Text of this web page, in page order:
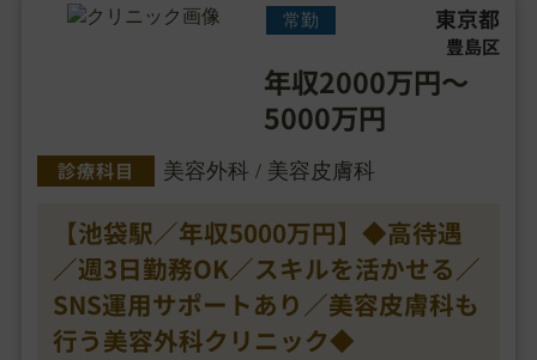
常勤 東京都
豊島区
年収2000万円～
5000万円
診療科目 美容外科 / 美容皮膚科
【池袋駅／年収5000万円】◆高待遇
／週3日勤務OK／スキルを活かせる／
SNS運用サポートあり／美容皮膚科も
行う美容外科クリニック◆